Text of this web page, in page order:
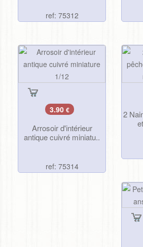
ref: 75312
3.90 €
Arrosoir d'intérieur
antique cuivré miniatu..
ref: 75314
2